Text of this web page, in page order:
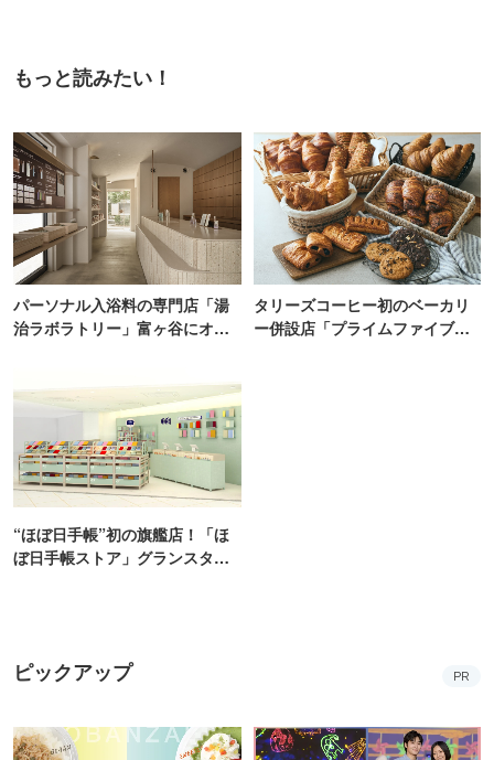
もっと読みたい！
パーソナル入浴料の専門店「湯
治ラボラトリー」富ヶ谷にオー
タリーズコーヒー初のベーカリ
ー併設店「プライムファイブ」
“ほぼ日手帳”初の旗艦店！「ほ
ぼ日手帳ストア」グランスタ東
ピックアップ PR